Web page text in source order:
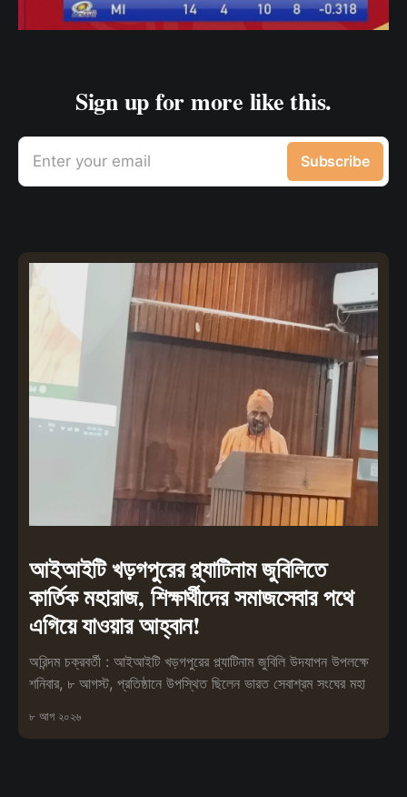
Sign up for more like this.
Enter your email Subscribe
আইআইটি খড়গপুরের প্ল্যাটিনাম জুবিলিতে
কার্তিক মহারাজ, শিক্ষার্থীদের সমাজসেবার পথে
এগিয়ে যাওয়ার আহ্বান!
অরিন্দম চক্রবর্তী : আইআইটি খড়গপুরের প্ল্যাটিনাম জুবিলি উদযাপন উপলক্ষে
শনিবার, ৮ আগস্ট, প্রতিষ্ঠানে উপস্থিত ছিলেন ভারত সেবাশ্রম সংঘের মহা
৮ আগ ২০২৬